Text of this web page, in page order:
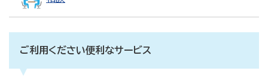
ご利用ください便利なサービス